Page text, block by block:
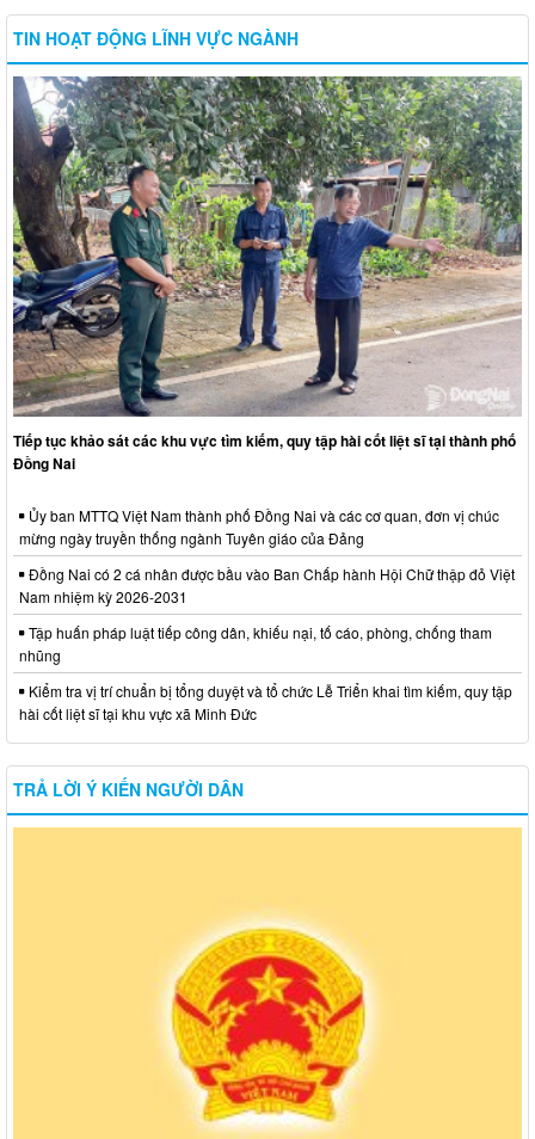
TIN HOẠT ĐỘNG LĨNH VỰC NGÀNH
Tiếp tục khảo sát các khu vực tìm kiếm, quy tập hài cốt liệt sĩ tại thành phố
Đồng Nai
Ủy ban MTTQ Việt Nam thành phố Đồng Nai và các cơ quan, đơn vị chúc
mừng ngày truyền thống ngành Tuyên giáo của Đảng
Đồng Nai có 2 cá nhân được bầu vào Ban Chấp hành Hội Chữ thập đỏ Việt
Nam nhiệm kỳ 2026-2031
Tập huấn pháp luật tiếp công dân, khiếu nại, tố cáo, phòng, chống tham
nhũng
Kiểm tra vị trí chuẩn bị tổng duyệt và tổ chức Lễ Triển khai tìm kiếm, quy tập
hài cốt liệt sĩ tại khu vực xã Minh Đức
TRẢ LỜI Ý KIẾN NGƯỜI DÂN